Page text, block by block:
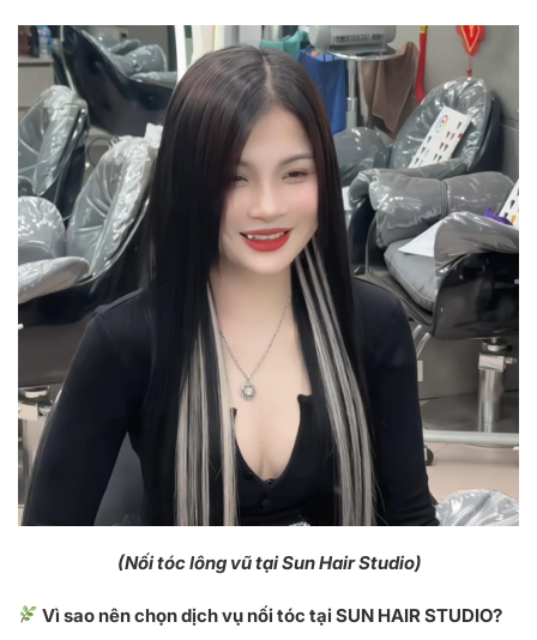
(Nối tóc lông vũ tại Sun Hair Studio)
Vì sao nên chọn dịch vụ nối tóc tại SUN HAIR STUDIO?